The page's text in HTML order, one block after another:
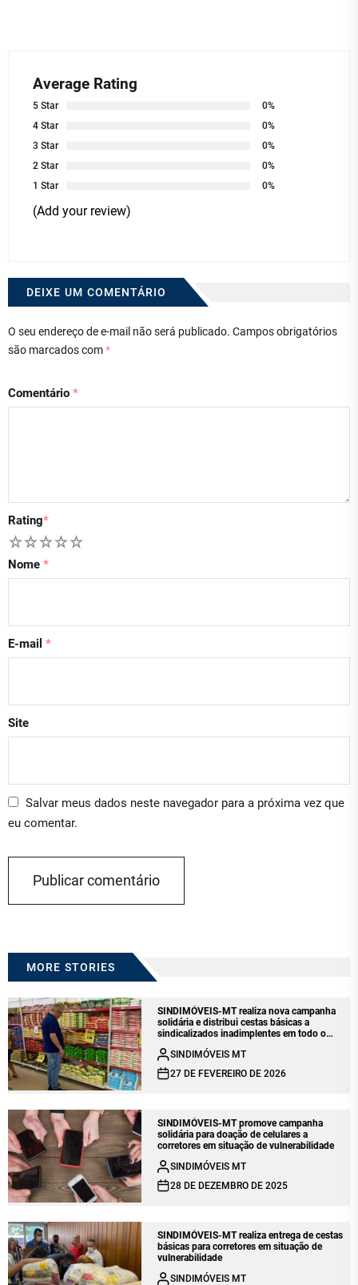
Average Rating
5 Star
0%
4 Star
0%
3 Star
0%
2 Star
0%
1 Star
0%
(Add your review)
DEIXE UM COMENTÁRIO
O seu endereço de e-mail não será publicado. Campos obrigatórios
são marcados com*
Comentário *
Rating*
5
4
3
2
Nome *
E-mail *
Site
Salvar meus dados neste navegador para a próxima vez que
eu comentar.
MORE STORIES
SINDIMÓVEIS-MT realiza nova campanha
solidária e distribui cestas básicas a
sindicalizados inadimplentes em todo o
SINDIMÓVEIS MT
27 DE FEVEREIRO DE 2026
SINDIMÓVEIS-MT promove campanha
solidária para doação de celulares a
corretores em situação de vulnerabilidade
SINDIMÓVEIS MT
28 DE DEZEMBRO DE 2025
SINDIMÓVEIS-MT realiza entrega de cestas
básicas para corretores em situação de
vulnerabilidade
SINDIMÓVEIS MT